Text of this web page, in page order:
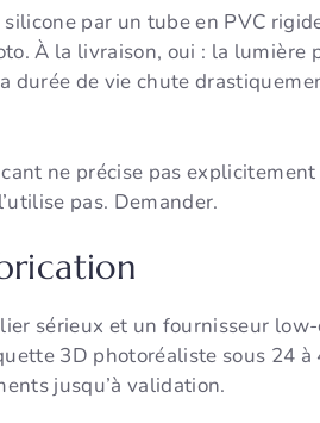
par un tube en PVC
À la livraison, oui : la lumière
durée de vie chute
ne précise pas
pas. Demander.
sérieux et un fournisseur
3D photoréaliste sous 24
jusqu’à validation.